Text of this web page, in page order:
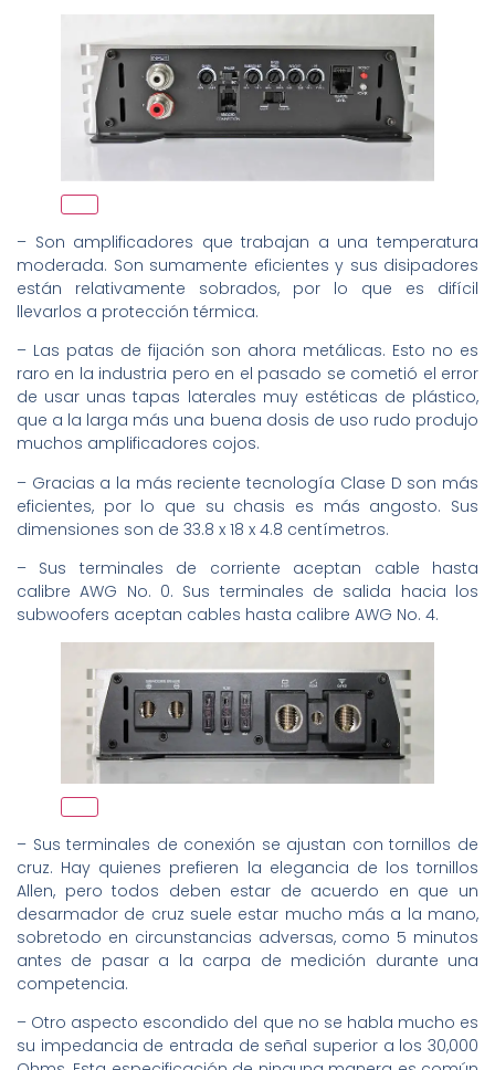
– Son amplificadores que trabajan a una temperatura
moderada. Son sumamente eficientes y sus disipadores
están relativamente sobrados, por lo que es difícil
llevarlos a protección térmica.
– Las patas de fijación son ahora metálicas. Esto no es
raro en la industria pero en el pasado se cometió el error
de usar unas tapas laterales muy estéticas de plástico,
que a la larga más una buena dosis de uso rudo produjo
muchos amplificadores cojos.
– Gracias a la más reciente tecnología Clase D son más
eficientes, por lo que su chasis es más angosto. Sus
dimensiones son de 33.8 x 18 x 4.8 centímetros.
– Sus terminales de corriente aceptan cable hasta
calibre AWG No. 0. Sus terminales de salida hacia los
subwoofers aceptan cables hasta calibre AWG No. 4.
– Sus terminales de conexión se ajustan con tornillos de
cruz. Hay quienes prefieren la elegancia de los tornillos
Allen, pero todos deben estar de acuerdo en que un
desarmador de cruz suele estar mucho más a la mano,
sobretodo en circunstancias adversas, como 5 minutos
antes de pasar a la carpa de medición durante una
competencia.
– Otro aspecto escondido del que no se habla mucho es
su impedancia de entrada de señal superior a los 30,000